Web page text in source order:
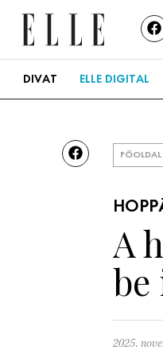
DIVAT ELLE DIGITAL
FŐOLDAL
A
be
2025.